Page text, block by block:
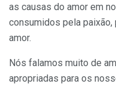
as causas do amor em
consumidos pela
amor.
Nós falamos muito de
apropriadas para os